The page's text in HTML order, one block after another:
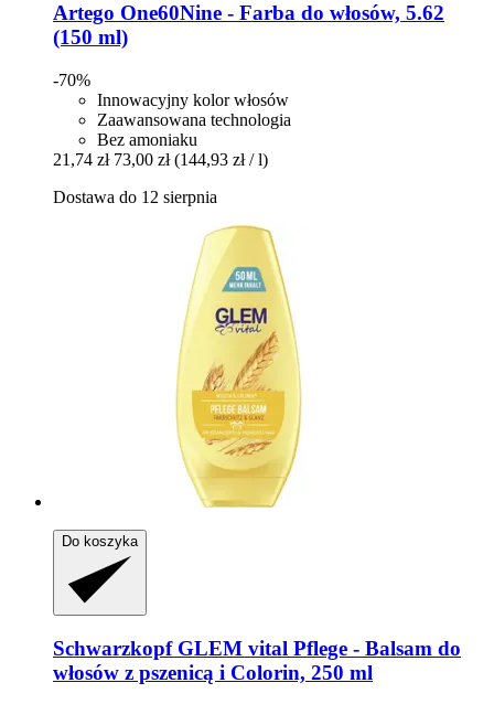
Artego One60Nine -​ Farba do włosów, 5.62
(150 ml)
-70%
Innowacyjny kolor włosów
Zaawansowana technologia
Bez amoniaku
21,74 zł 73,00 zł (144,93 zł / l)
Dostawa do 12 sierpnia
Do koszyka
SchwarzkopfGLEM vital Pflege -​ Balsam do
włosów z pszenicą i Colorin, 250 ml